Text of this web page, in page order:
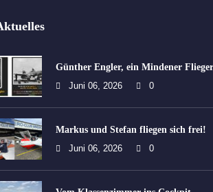
Günther Engler, ein Mindener Flieger
Juni 06, 2026
0
Markus und Stefan fliegen sich frei!
Juni 06, 2026
0